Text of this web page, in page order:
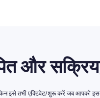
और
इसे तभी एक्टिवेट/शुरू करें जब आपको